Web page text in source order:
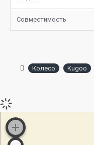
Совместимость
Колесо Kugoo